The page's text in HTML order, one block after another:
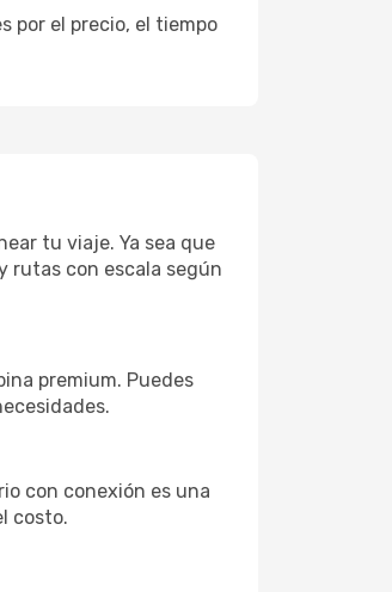
por el precio, el tiempo
tu viaje. Ya sea que
rutas con escala según
premium. Puedes
con conexión es una
costo.